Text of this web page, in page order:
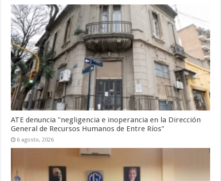
ATE denuncia "negligencia e inoperancia en la Dirección
General de Recursos Humanos de Entre Ríos"
6 agosto, 2026